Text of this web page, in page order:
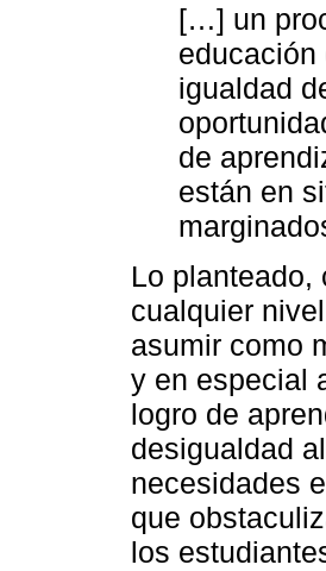
[…] un
igualdad
de
están en
Lo
cualquier
asumir como
y en especial
logro de
desigualdad
necesidades
que
los